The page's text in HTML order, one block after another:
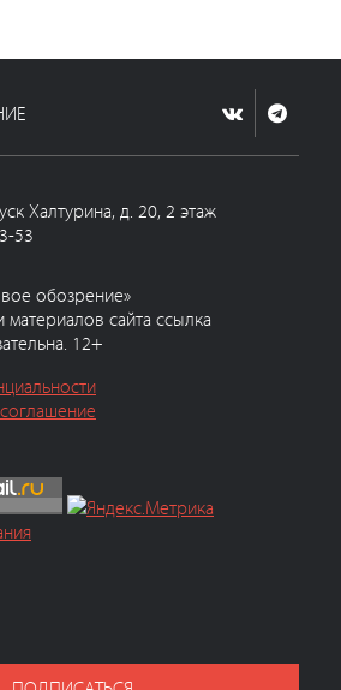
Халтурина, д. 20, 2 этаж
53
обозрение»
сайта ссылка
12+